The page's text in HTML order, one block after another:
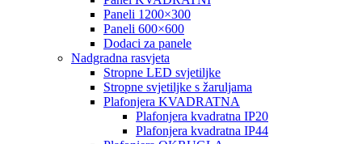
Paneli 1200×300
Paneli 600×600
Dodaci za panele
Nadgradna rasvjeta
Stropne LED svjetiljke
Stropne svjetiljke s žaruljama
Plafonjera KVADRATNA
Plafonjera kvadratna IP20
Plafonjera kvadratna IP44